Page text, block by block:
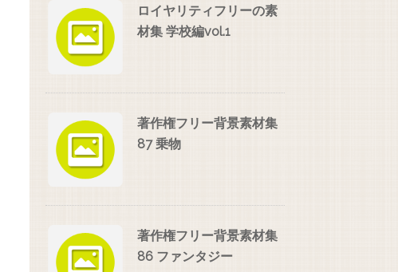
ロイヤリティフリーの素
材集 学校編vol.1
著作権フリー背景素材集
87 乗物
著作権フリー背景素材集
86 ファンタジー